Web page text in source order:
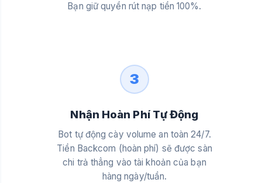
Bạn giữ quyền rút nạp tiền 100%.
3
Nhận Hoàn Phí Tự Động
Bot tự động cày volume an toàn 24/7.
Tiền Backcom (hoàn phí) sẽ được sàn
chi trả thẳng vào tài khoản của bạn
hàng ngày/tuần.